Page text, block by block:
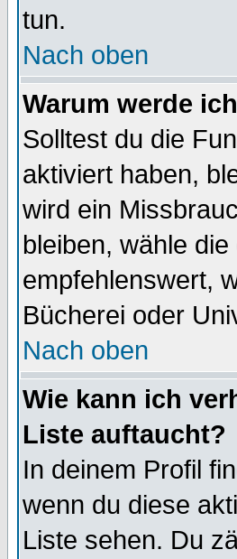
tun.
Nach oben
Warum werde
Solltest du die
aktiviert haben,
wird ein
bleiben, wähle
empfehlenswert,
Bücherei oder
Nach oben
Wie kann ich
Liste auftaucht?
In deinem Profil
wenn du diese
Liste sehen. Du